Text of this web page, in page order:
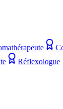
Réflexologue